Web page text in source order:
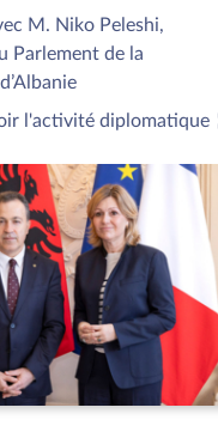
M. Niko Peleshi,
Parlement de la
l'activité diplomatique